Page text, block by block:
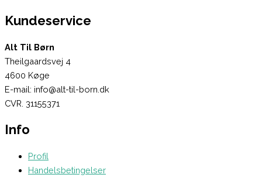
Kundeservice
Alt Til Børn
Theilgaardsvej 4
4600 Køge
E-mail: info@alt-til-born.dk
CVR. 31155371
Info
Profil
Handelsbetingelser